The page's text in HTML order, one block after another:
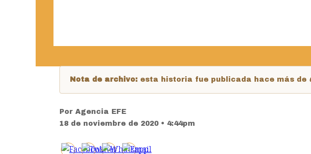
Nota de archivo: esta historia fue publicada hace más de
Por Agencia EFE
18 de noviembre de 2020 • 4:44pm